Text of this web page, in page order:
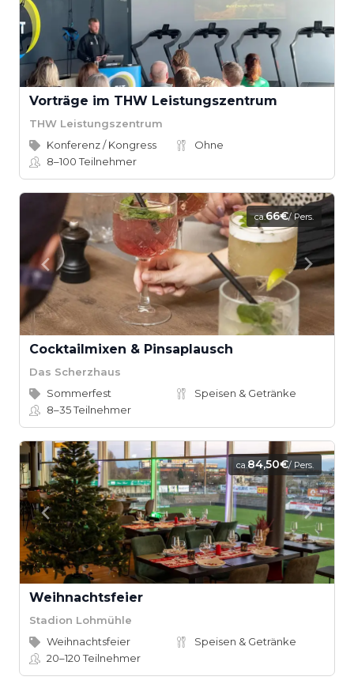
Vorträge im THW Leistungszentrum
THW Leistungszentrum
Konferenz / Kongress
Ohne
8–100Teilnehmer
ca.66€/ Pers.
Cocktailmixen & Pinsaplausch
Das Scherzhaus
Sommerfest
Speisen & Getränke
8–35Teilnehmer
ca.84,50€/ Pers.
Weihnachtsfeier
Stadion Lohmühle
Weihnachtsfeier
Speisen & Getränke
20–120Teilnehmer